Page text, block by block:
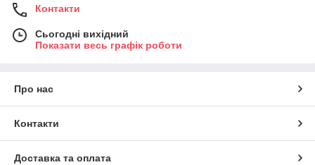
Контакти
Сьогодні вихідний
Показати весь графік роботи
Про нас
Контакти
Доставка та оплата